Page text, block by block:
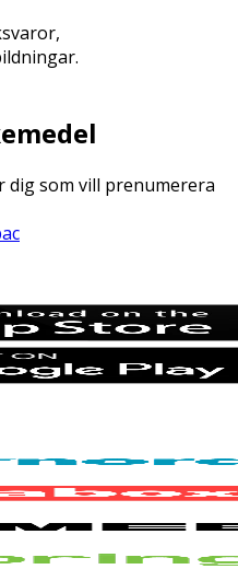
dig som vill prenumerera